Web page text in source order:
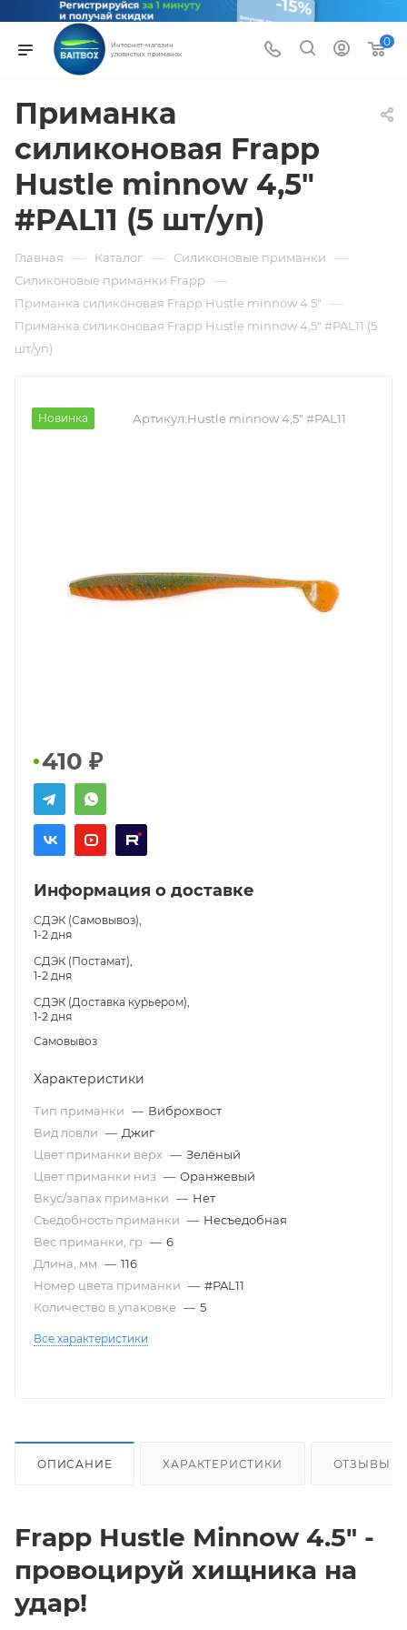
Интернет-магазин
уловистых приманок
0
Приманка
силиконовая Frapp
Hustle minnow 4,5"
#PAL11 (5 шт/уп)
Главная — Каталог — Силиконовые приманки —
Силиконовые приманки Frapp —
Приманка силиконовая Frapp Hustle minnow 4.5" —
Приманка силиконовая Frapp Hustle minnow 4,5" #PAL11 (5
шт/уп)
Новинка Артикул:Hustle minnow 4,5" #PAL11
410 ₽
Информация о доставке
СДЭК (Самовывоз),
1-2 дня
СДЭК (Постамат),
1-2 дня
СДЭК (Доставка курьером),
1-2 дня
Самовывоз
Характеристики
Тип приманки — Виброхвост
Вид ловли — Джиг
Цвет приманки верх — Зелёный
Цвет приманки низ — Оранжевый
Вкус/запах приманки — Нет
Съедобность приманки — Несъедобная
Вес приманки, гр — 6
Длина, мм — 116
Номер цвета приманки — #PAL11
Количество в упаковке — 5
Все характеристики
ОПИСАНИЕ ХАРАКТЕРИСТИКИ ОТЗЫВЫ
Frapp Hustle Minnow 4.5" -
провоцируй хищника на
удар!